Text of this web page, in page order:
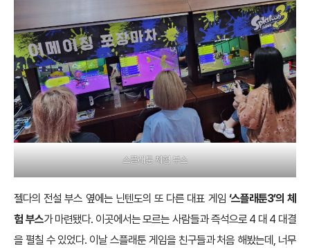
스플래툰 체험 부스
젤다의 전설 부스 옆에는 닌텐도의 또 다른 대표 게임 ‘스플래툰3’의 체
험 부스가 마련됐다. 이곳에서는 모르는 사람들과 즉석으로 4 대 4 대결
을 펼칠 수 있었다. 이날 스플래툰 게임을 친구들과 처음 해봤는데, 너무